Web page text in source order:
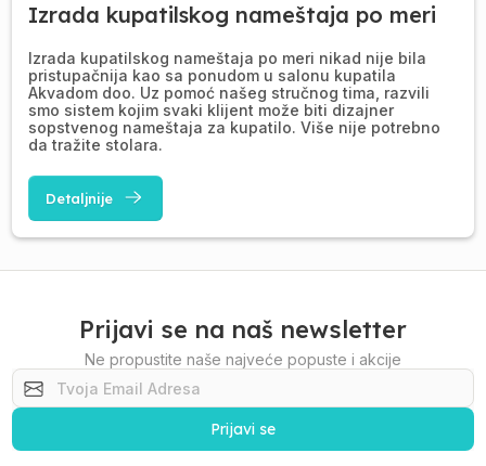
Izrada kupatilskog nameštaja po meri
Izrada kupatilskog nameštaja po meri nikad nije bila
pristupačnija kao sa ponudom u salonu kupatila
Akvadom doo. Uz pomoć našeg stručnog tima, razvili
smo sistem kojim svaki klijent može biti dizajner
sopstvenog nameštaja za kupatilo. Više nije potrebno
da tražite stolara.
Detaljnije
Prijavi se na naš newsletter
Ne propustite naše najveće popuste i akcije
Prijavi se